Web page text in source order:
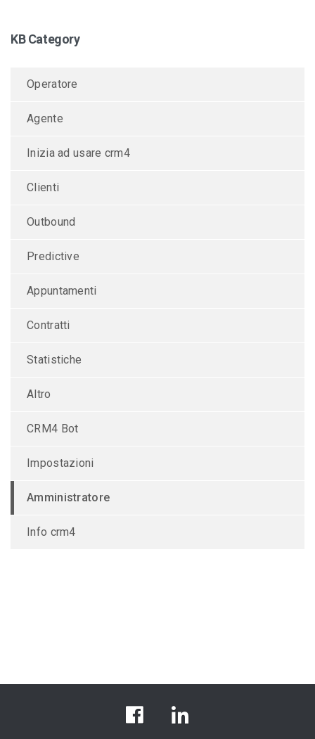
KB Category
Operatore
Agente
Inizia ad usare crm4
Clienti
Outbound
Predictive
Appuntamenti
Contratti
Statistiche
Altro
CRM4 Bot
Impostazioni
Amministratore
Info crm4